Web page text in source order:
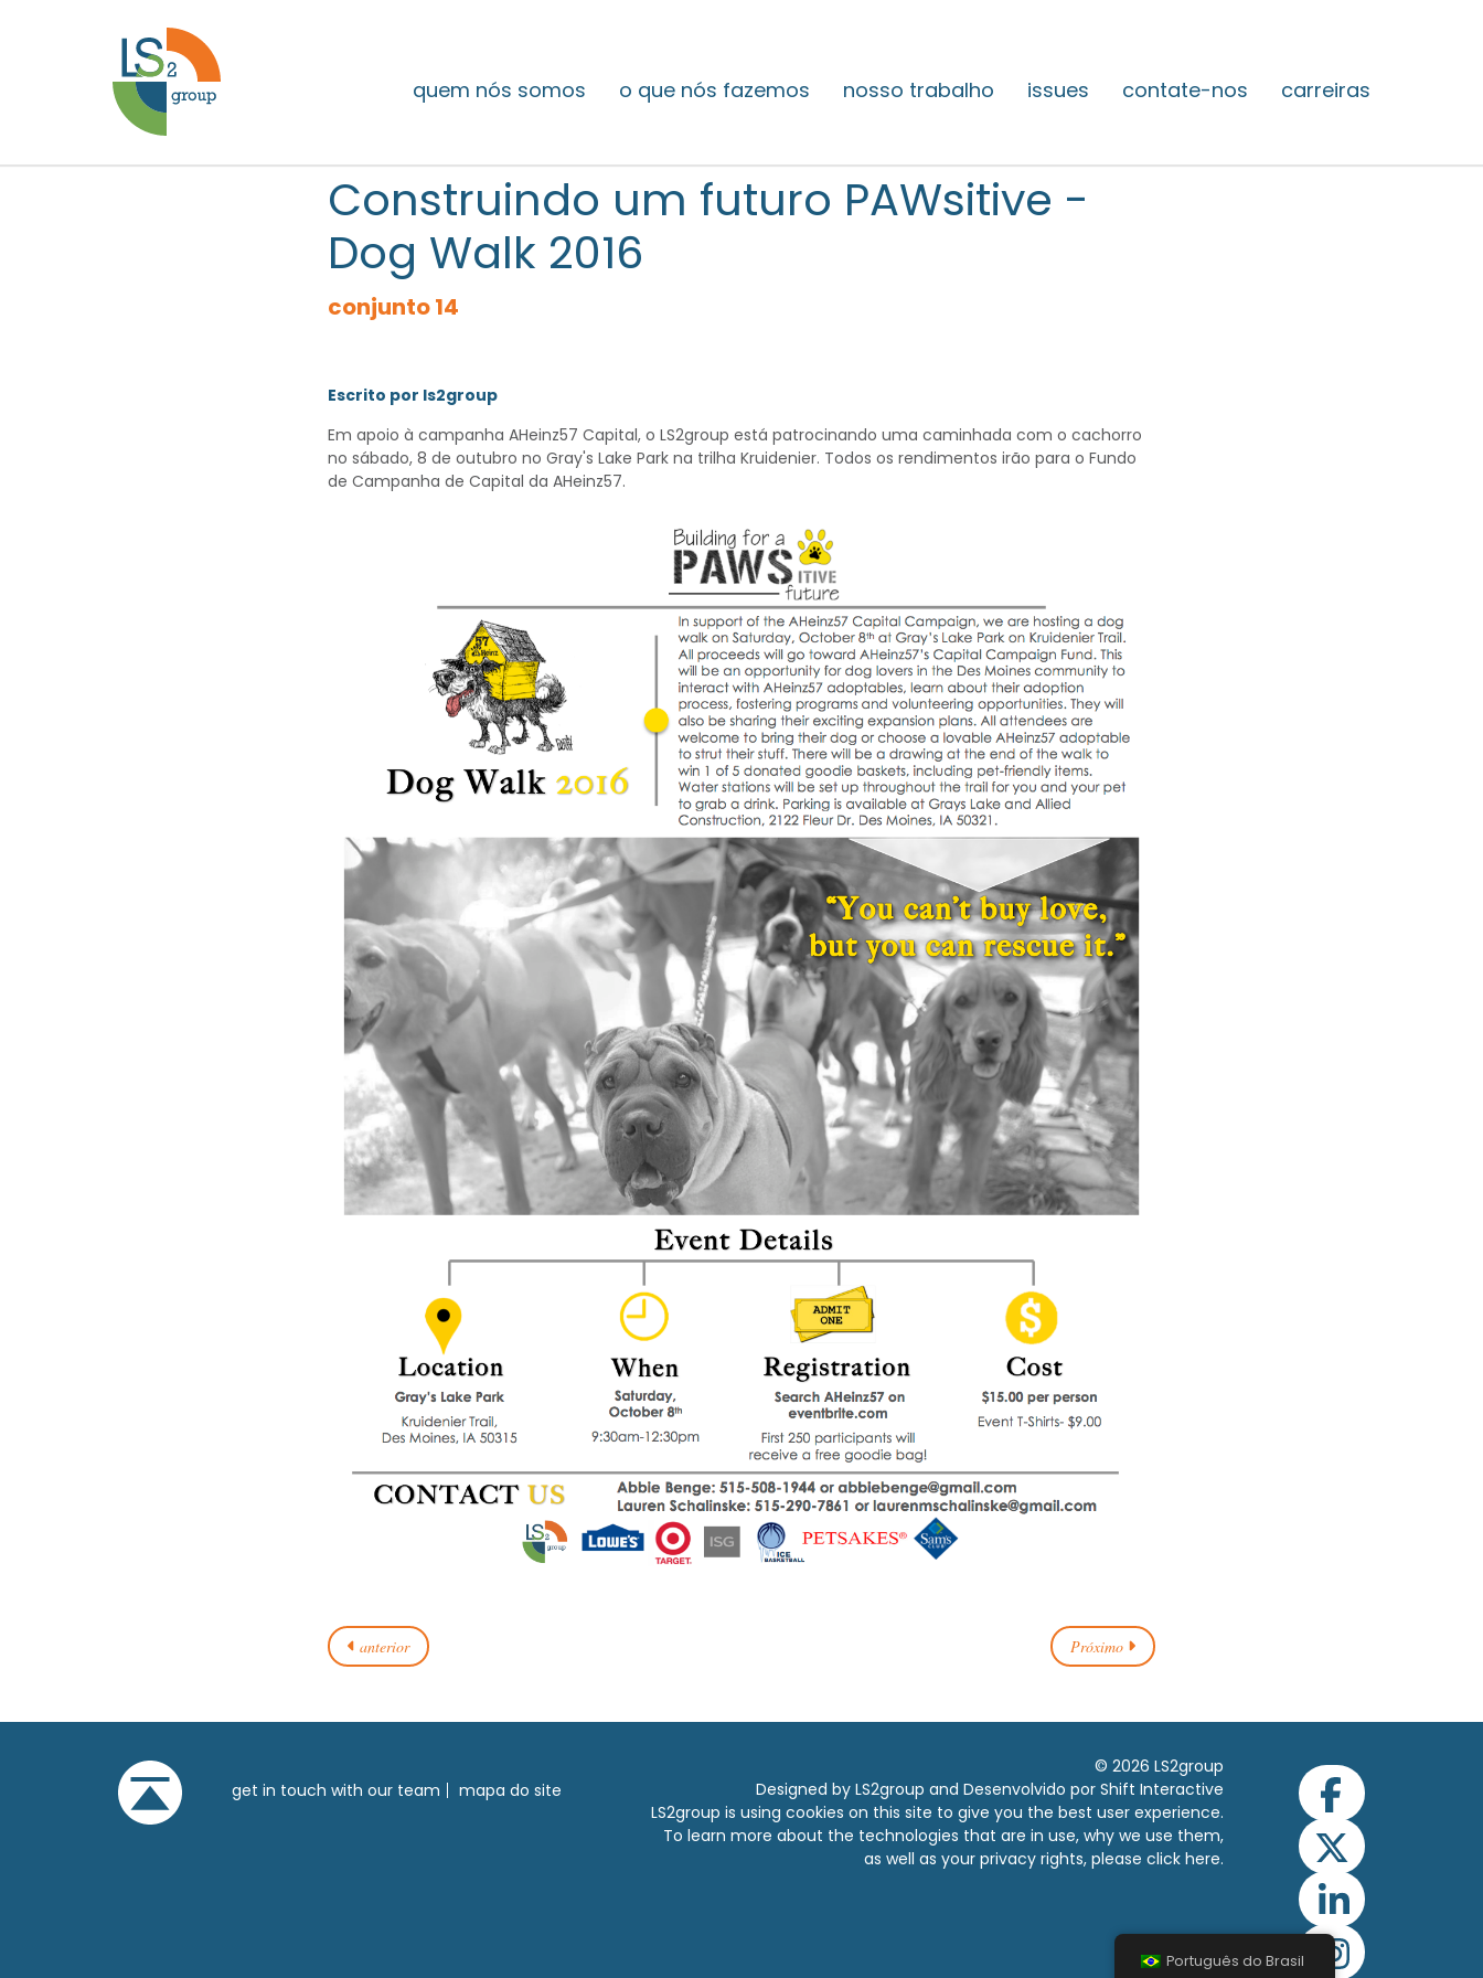
quem nós somos o que nós fazemos nosso trabalho issues contate-nos carreiras
Construindo um futuro PAWsitive -
Dog Walk 2016
conjunto 14
Escrito por ls2group
Em apoio à campanha AHeinz57 Capital, o LS2group está patrocinando uma caminhada com o cachorro
no sábado, 8 de outubro no Gray's Lake Park na trilha Kruidenier. Todos os rendimentos irão para o Fundo
de Campanha de Capital da AHeinz57.
anterior Próximo
get in touch with our team mapa do site
© 2026 LS2group
Designed by LS2group and Desenvolvido por Shift Interactive
LS2group is using cookies on this site to give you the best user experience.
To learn more about the technologies that are in use, why we use them,
as well as your privacy rights, please click here.
Português do Brasil